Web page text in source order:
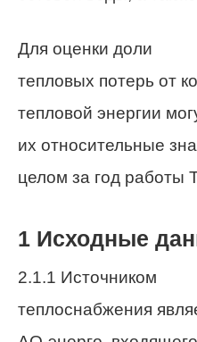
Для оценки доли
тепловых потерь от
тепловой энергии
их относительные
целом за год работы
1 Исходные
2.1.1 Источником
теплоснабжения